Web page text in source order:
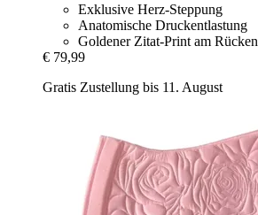
Exklusive Herz-Steppung
Anatomische Druckentlastung
Goldener Zitat-Print am Rücken
€ 79,99
Gratis Zustellung bis 11. August